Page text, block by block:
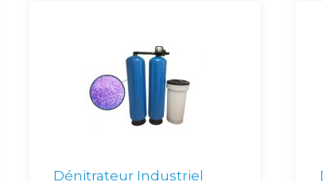
Dénitrateur Industriel